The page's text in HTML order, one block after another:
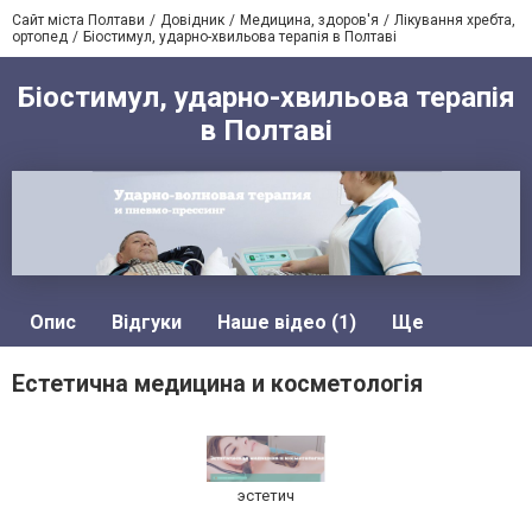
Сайт міста Полтави Довідник Медицина, здоров'я
Лікування хребта,
ортопед
Біостимул, ударно-хвильова терапія в Полтаві
Біостимул, ударно-хвильова терапія
в Полтаві
Опис Відгуки Наше відео (1) Ще
Естетична медицина и косметологія
эстетич